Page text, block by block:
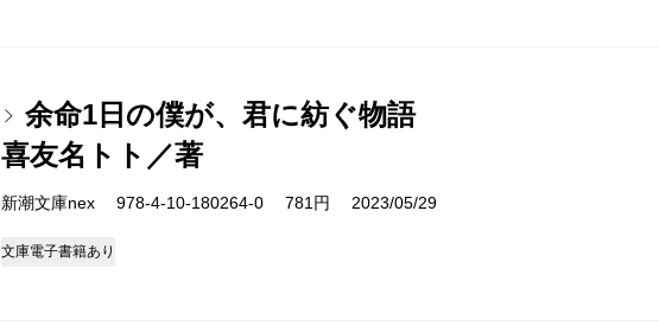
余命1日の僕が、君に紡ぐ物語
喜友名トト／著
新潮文庫nex 978-4-10-180264-0 781円 2023/05/29
文庫電子書籍あり